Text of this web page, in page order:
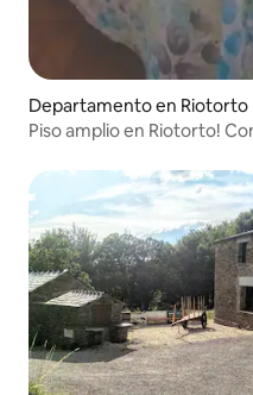
Departamento en Riotorto
Piso amplio en Riotorto!